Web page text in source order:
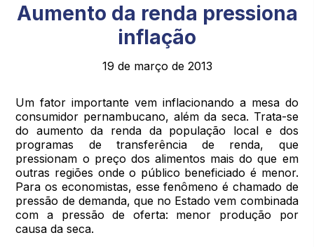
Aumento da renda pressiona
inflação
19 de março de 2013
Um fator importante vem inflacionando a mesa do
consumidor pernambucano, além da seca. Trata-se
do aumento da renda da população local e dos
programas de transferência de renda, que
pressionam o preço dos alimentos mais do que em
outras regiões onde o público beneficiado é menor.
Para os economistas, esse fenômeno é chamado de
pressão de demanda, que no Estado vem combinada
com a pressão de oferta: menor produção por
causa da seca.